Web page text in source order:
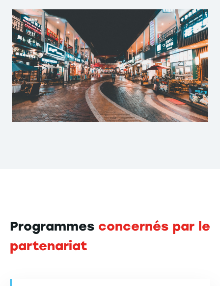
Programmes concernés par le
partenariat